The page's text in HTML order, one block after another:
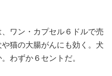
、ワン・カプセル６ドルで売
猫の大腸がんにも効く。犬
わずか６セントだ。